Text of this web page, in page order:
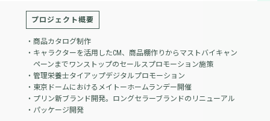
プロジェクト概要
・商品カタログ制作
・キャラクターを活用したCM、商品棚作りからマストバイキャン
ペーンまでワンストップのセールスプロモーション施策
・管理栄養士タイアップデジタルプロモーション
・東京ドームにおけるメイトーホームランデー開催
・プリン新ブランド開発。ロングセラーブランドのリニューアル
・パッケージ開発